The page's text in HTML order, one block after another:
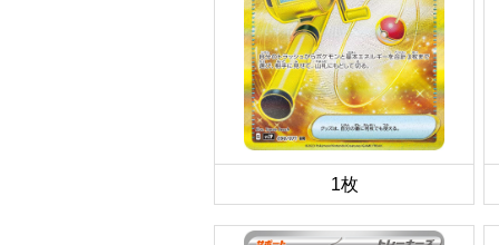
1枚